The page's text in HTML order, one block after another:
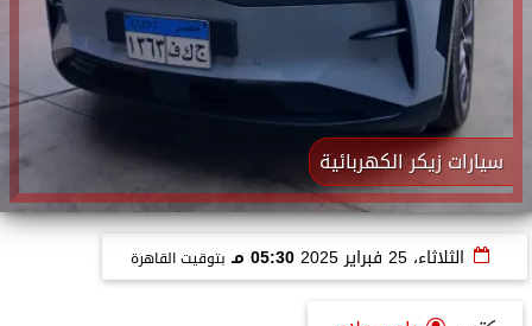
سيارات زيكر الكهربائية
الثلاثاء، 25 فبراير 2025 05:30 مـ بتوقيت القاهرة